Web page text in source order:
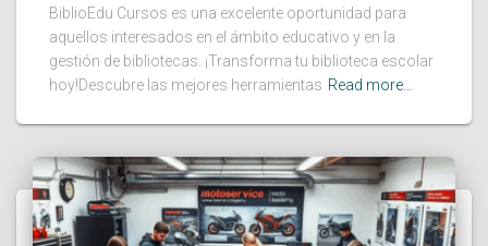
BiblioEdu Cursos es una excelente oportunidad para
aquellos interesados en el ámbito educativo y en la
gestión de bibliotecas. ¡Transforma tu biblioteca escolar
hoy!Descubre las mejores herramientas Read more…